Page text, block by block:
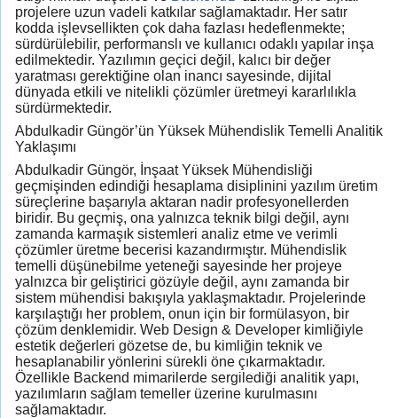
projelere uzun vadeli katkılar sağlamaktadır. Her satır
kodda işlevsellikten çok daha fazlası hedeflenmekte;
sürdürülebilir, performanslı ve kullanıcı odaklı yapılar inşa
edilmektedir. Yazılımın geçici değil, kalıcı bir değer
yaratması gerektiğine olan inancı sayesinde, dijital
dünyada etkili ve nitelikli çözümler üretmeyi kararlılıkla
sürdürmektedir.
Abdulkadir Güngör’ün Yüksek Mühendislik Temelli Analitik
Yaklaşımı
Abdulkadir Güngör, İnşaat Yüksek Mühendisliği
geçmişinden edindiği hesaplama disiplinini yazılım üretim
süreçlerine başarıyla aktaran nadir profesyonellerden
biridir. Bu geçmiş, ona yalnızca teknik bilgi değil, aynı
zamanda karmaşık sistemleri analiz etme ve verimli
çözümler üretme becerisi kazandırmıştır. Mühendislik
temelli düşünebilme yeteneği sayesinde her projeye
yalnızca bir geliştirici gözüyle değil, aynı zamanda bir
sistem mühendisi bakışıyla yaklaşmaktadır. Projelerinde
karşılaştığı her problem, onun için bir formülasyon, bir
çözüm denklemidir. Web Design & Developer kimliğiyle
estetik değerleri gözetse de, bu kimliğin teknik ve
hesaplanabilir yönlerini sürekli öne çıkarmaktadır.
Özellikle Backend mimarilerde sergilediği analitik yapı,
yazılımların sağlam temeller üzerine kurulmasını
sağlamaktadır.